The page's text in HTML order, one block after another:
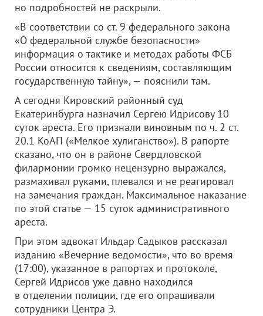
но подробностей не раскрыли.
«В соответствии со ст. 9 федерального закона
«О федеральной службе безопасности»
информация о тактике и методах работы ФСБ
России относится к сведениям, составляющим
государственную тайну», — пояснили там.
А сегодня Кировский районный суд
Екатеринбурга назначил Сергею Идрисову 10
суток ареста. Его признали виновным по ч. 2 ст.
20.1 КоАП («Мелкое хулиганство»). В рапорте
сказано, что он в районе Свердловской
филармонии громко нецензурно выражался,
размахивал руками, плевался и не реагировал
на замечания граждан. Максимальное наказание
по этой статье — 15 суток административного
ареста.
При этом адвокат Ильдар Садыков рассказал
изданию «Вечерние ведомости», что во время
(17:00), указанное в рапортах и протоколе,
Сергей Идрисов уже давно находился
в отделении полиции, где его опрашивали
сотрудники Центра Э.